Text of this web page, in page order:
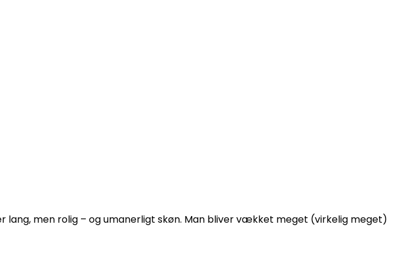
lang, men rolig – og umanerligt skøn. Man bliver vækket meget (virkelig meget)